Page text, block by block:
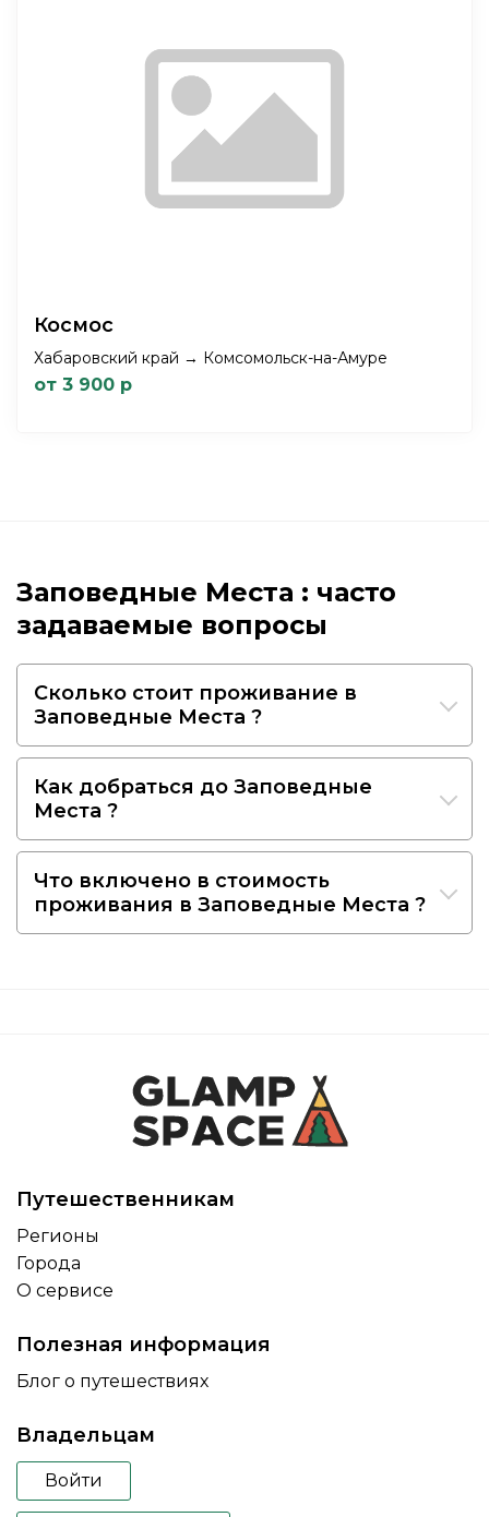
Космос
Хабаровский край → Комсомольск-на-Амуре
от 3 900 р
Заповедные Места : часто
задаваемые вопросы
Сколько стоит проживание в
Заповедные Места ?
Как добраться до Заповедные
Места ?
Что включено в стоимость
проживания в Заповедные Места ?
Путешественникам
Регионы
Города
О сервисе
Полезная информация
Блог о путешествиях
Владельцам
Войти